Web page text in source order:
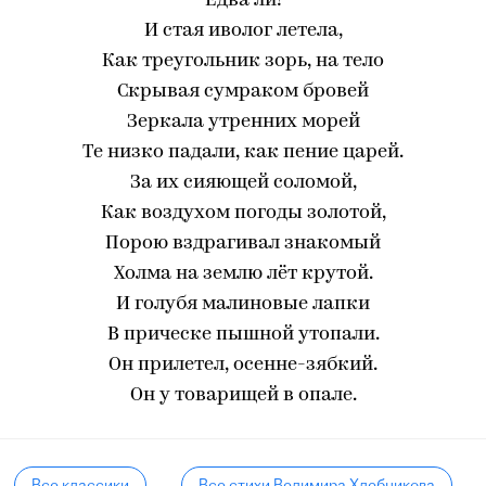
И стая иволог летела,
Как треугольник зорь, на тело
Скрывая сумраком бровей
Зеркала утренних морей
Те низко падали, как пение царей.
За их сияющей соломой,
Как воздухом погоды золотой,
Порою вздрагивал знакомый
Холма на землю лёт крутой.
И голубя малиновые лапки
В прическе пышной утопали.
Он прилетел, осенне-зябкий.
Он у товарищей в опале.